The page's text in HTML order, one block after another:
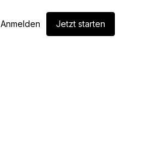
Anmelden Jetzt starten